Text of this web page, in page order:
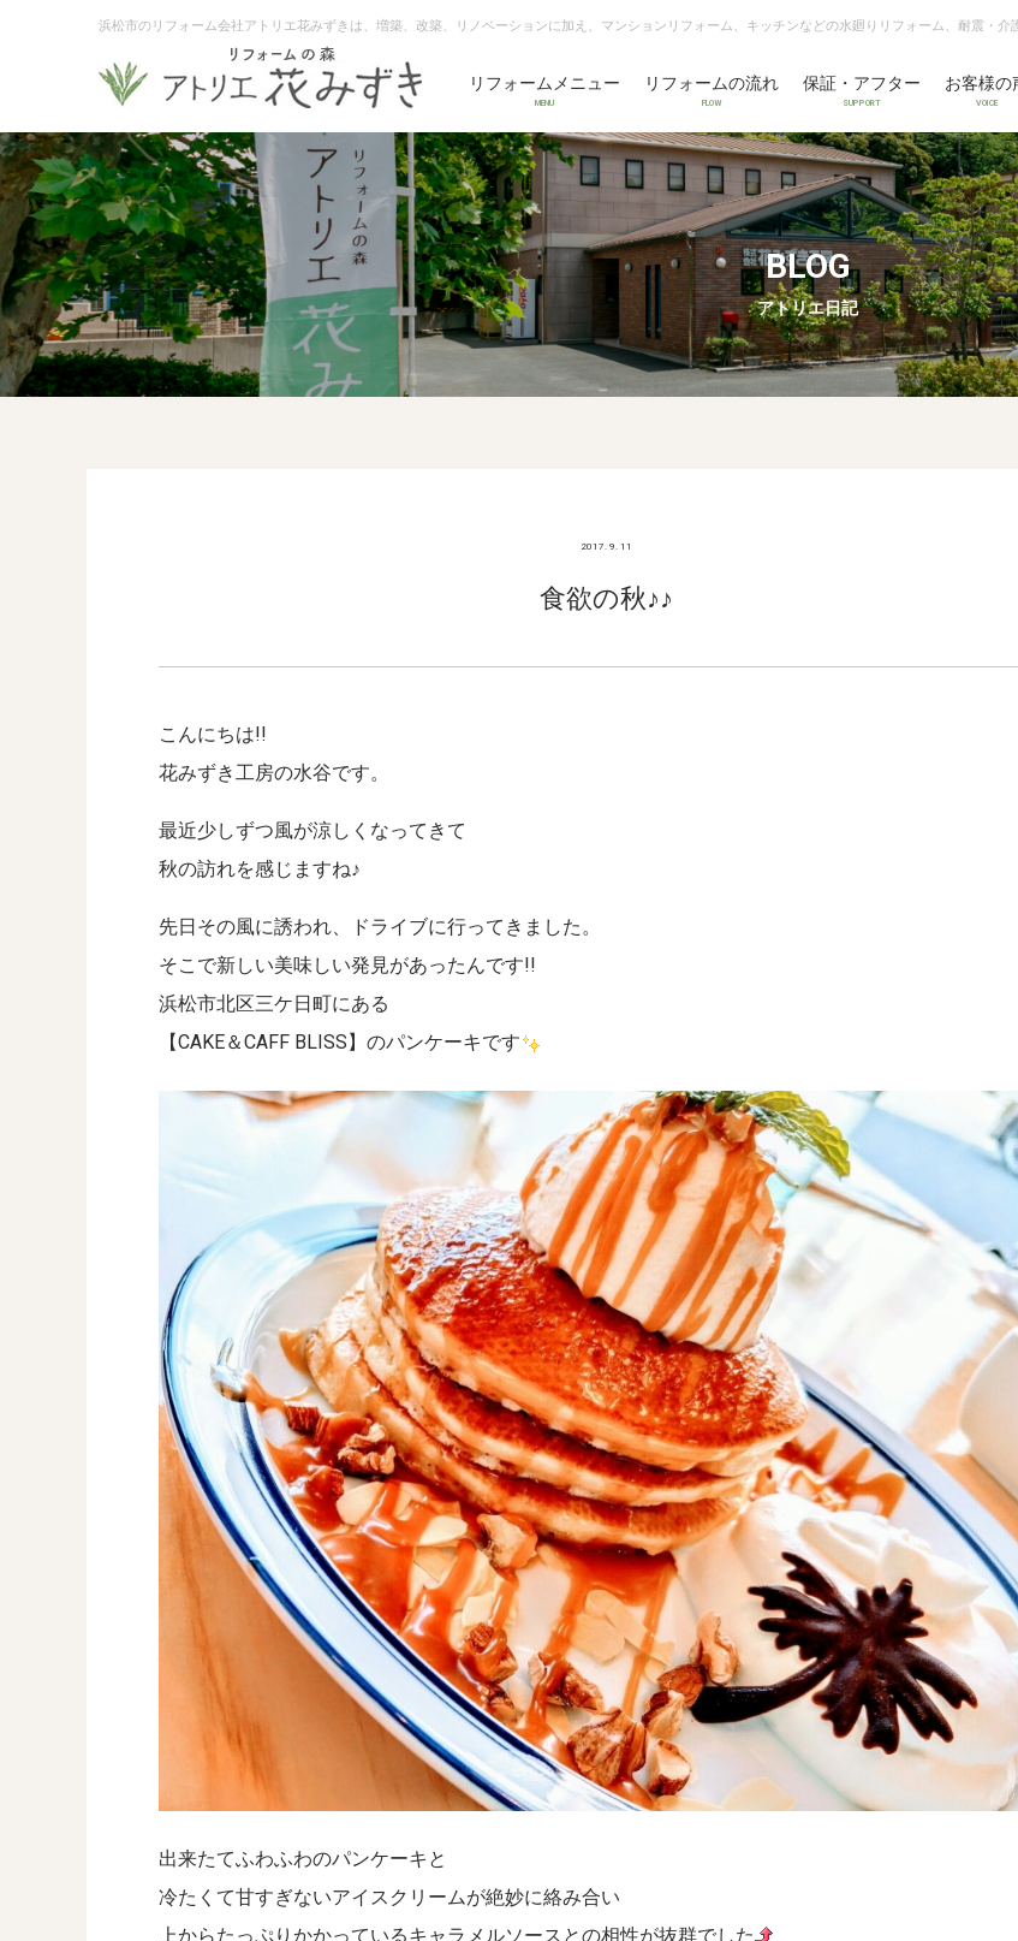
浜松市のリフォーム会社アトリエ花みずきは、増築、改築、リノベーションに加え、マンションリフォーム、キッチンなどの水廻りリフォーム、耐震・介
リフォームメニュー
MENU
リフォームの流れ
FLOW
保証・アフター
SUPPORT
お客様の
VOICE
BLOG
アトリエ日記
2017. 9. 11
食欲の秋♪♪
こんにちは!!
花みずき工房の水谷です。
最近少しずつ風が涼しくなってきて
秋の訪れを感じますね♪
先日その風に誘われ、ドライブに行ってきました。
そこで新しい美味しい発見があったんです!!
浜松市北区三ケ日町にある
【CAKE＆CAFF BLISS】のパンケーキです
出来たてふわふわのパンケーキと
冷たくて甘すぎないアイスクリームが絶妙に絡み合い
上からたっぷりかかっているキャラメルソースとの相性が抜群でした